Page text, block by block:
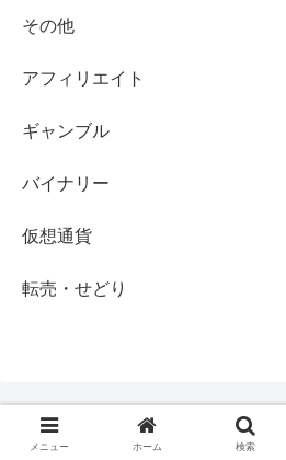
その他
アフィリエイト
ギャンブル
バイナリー
仮想通貨
転売・せどり
メニュー ホーム 検索